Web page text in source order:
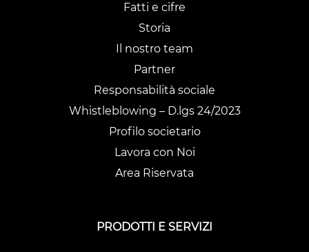
Fatti e cifre
Storia
Il nostro team
Partner
Responsabilità sociale
Whistleblowing – D.lgs 24/2023
Profilo societario
Lavora con Noi
Area Riservata
PRODOTTI E SERVIZI